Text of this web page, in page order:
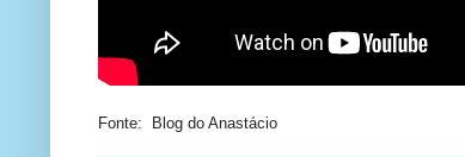
Fonte: Blog do Anastácio